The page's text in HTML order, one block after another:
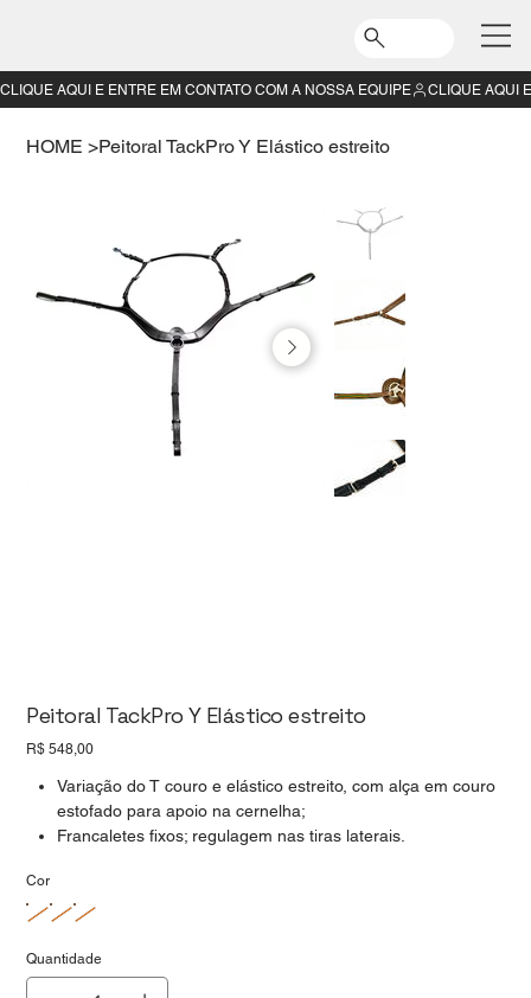
HOME >Peitoral TackPro Y Elástico estreito
Peitoral TackPro Y Elástico estreito
Preço
R$ 548,00
Variação do T couro e elástico estreito, com alça em couro
estofado para apoio na cernelha;
Francaletes fixos; regulagem nas tiras laterais.
Cor
Quantidade
CLIQUE AQUI E ENTRE EM CONTATO COM A NOSSA EQUIPE